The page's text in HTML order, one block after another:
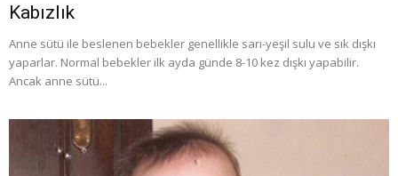
Kabızlık
Anne sütü ile beslenen bebekler genellikle sarı-yeşil sulu ve sık dışkı
yaparlar. Normal bebekler ilk ayda günde 8-10 kez dışkı yapabilir.
Ancak anne sütü...